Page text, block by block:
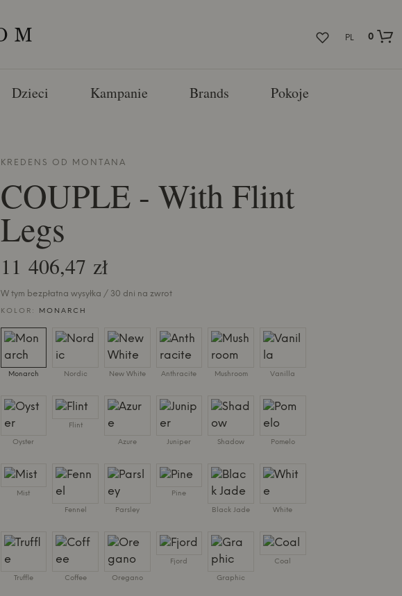
PL
0
Dzieci Kampanie Brands Pokoje
KREDENS OD MONTANA
COUPLE - With Flint
Legs
11 406,47 zł
W tym bezpłatna wysyłka / 30 dni na zwrot
KOLOR: MONARCH
Monarch Nordic New White Anthracite Mushroom Vanilla
Oyster
Flint
Azure Juniper Shadow Pomelo
Mist
Fennel Parsley
Pine
Black Jade White
Truffle Coffee Oregano
Fjord
Graphic
Coal